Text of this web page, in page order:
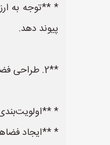
* **توجه به
پیوند دهد.
**2. طراحی فضا و عملکرد:**
*
* **ایجاد